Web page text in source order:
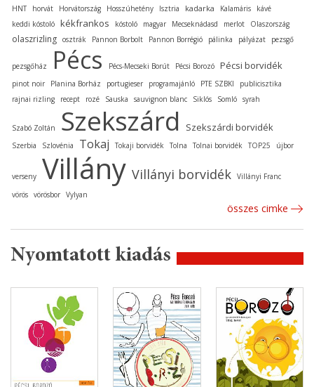
HNT
horvát Horvátország Hosszúhetény Isztria kadarka Kalamáris
kávé
keddi kóstoló kékfrankos kóstoló magyar Mecseknádasd merlot Olaszország
olaszrizling osztrák Pannon Borbolt Pannon Borrégió pálinka pályázat pezsgő
pezsgőház Pécs Pécs-Mecseki Borút Pécsi Borozó Pécsi borvidék
pinot noir Planina Borház portugieser programajánló PTE SZBKI
publicisztika
rajnai rizling
recept rozé Sauska sauvignon blanc Siklós Somló syrah
Szabó Zoltán Szekszárd Szekszárdi borvidék
Szerbia Szlovénia Tokaj Tokaji borvidék Tolna Tolnai borvidék TOP25 újbor
verseny Villány Villányi borvidék Villányi Franc
vörös vörösbor Vylyan
összes cimke
Nyomtatott kiadás